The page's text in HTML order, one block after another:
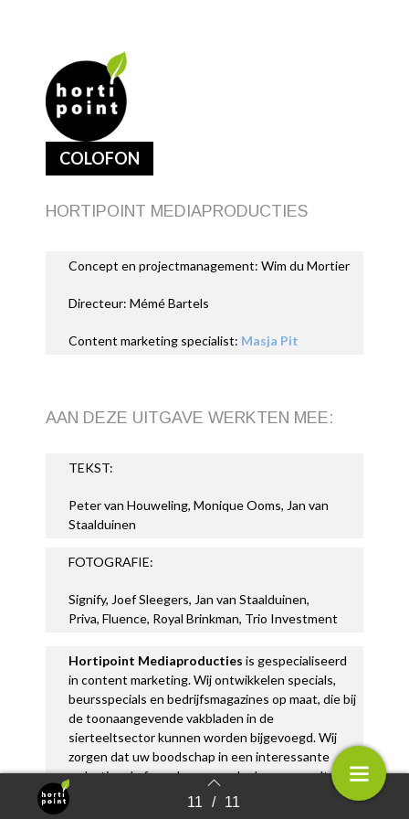
Terug naar overzicht 11 / 11
COLOFON
HORTIPOINT MEDIAPRODUCTIES
Concept en projectmanagement: Wim du Mortier
Directeur: Mémé Bartels
Content marketing specialist: Masja Pit
AAN DEZE UITGAVE WERKTEN MEE:
TEKST:
Peter van Houweling, Monique Ooms, Jan van
Staalduinen
FOTOGRAFIE:
Signify, Joef Sleegers, Jan van Staalduinen,
Priva, Fluence, Royal Brinkman, Trio Investment
Hortipoint Mediaproducties is gespecialiseerd
in content marketing. Wij ontwikkelen specials,
beursspecials en bedrijfsmagazines op maat, die bij
de toonaangevende vakbladen in de
sierteeltsector kunnen worden bijgevoegd. Wij
zorgen dat uw boodschap in een interessante
redactionele formule aan uw doelgroep wordt
overgebracht en een groot bereik heeft in de